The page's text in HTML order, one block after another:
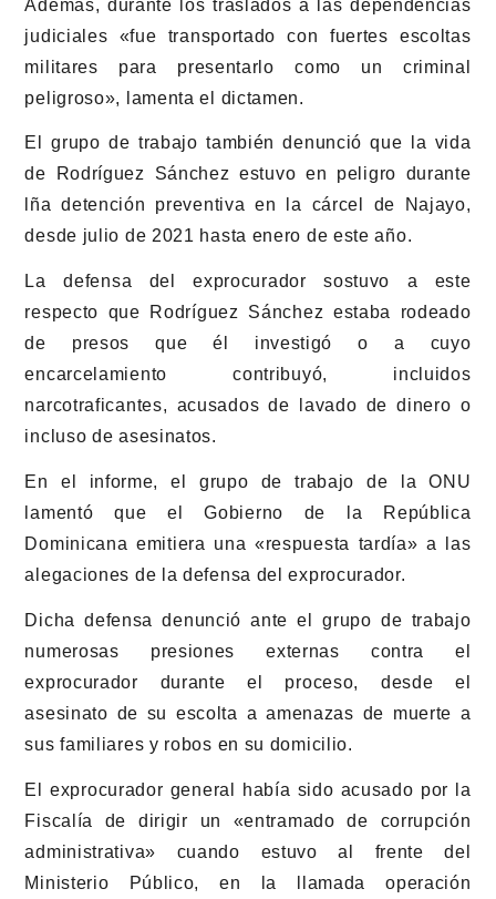
Además, durante los traslados a las dependencias
judiciales «fue transportado con fuertes escoltas
militares para presentarlo como un criminal
peligroso», lamenta el dictamen.
El grupo de trabajo también denunció que la vida
de Rodríguez Sánchez estuvo en peligro durante
lña detención preventiva en la cárcel de Najayo,
desde julio de 2021 hasta enero de este año.
La defensa del exprocurador sostuvo a este
respecto que Rodríguez Sánchez estaba rodeado
de presos que él investigó o a cuyo
encarcelamiento contribuyó, incluidos
narcotraficantes, acusados de lavado de dinero o
incluso de asesinatos.
En el informe, el grupo de trabajo de la ONU
lamentó que el Gobierno de la República
Dominicana emitiera una «respuesta tardía» a las
alegaciones de la defensa del exprocurador.
Dicha defensa denunció ante el grupo de trabajo
numerosas presiones externas contra el
exprocurador durante el proceso, desde el
asesinato de su escolta a amenazas de muerte a
sus familiares y robos en su domicilio.
El exprocurador general había sido acusado por la
Fiscalía de dirigir un «entramado de corrupción
administrativa» cuando estuvo al frente del
Ministerio Público, en la llamada operación